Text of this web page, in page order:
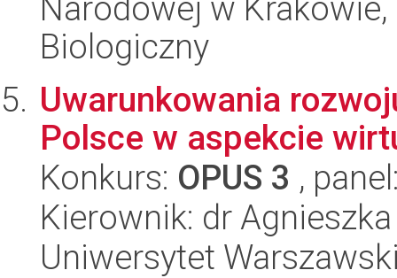
Narodowej w Krakowie,
Biologiczny
Uwarunkowania
Polsce w aspekcie
Konkurs: OPUS 3 ,
Kierownik: dr
Uniwersytet